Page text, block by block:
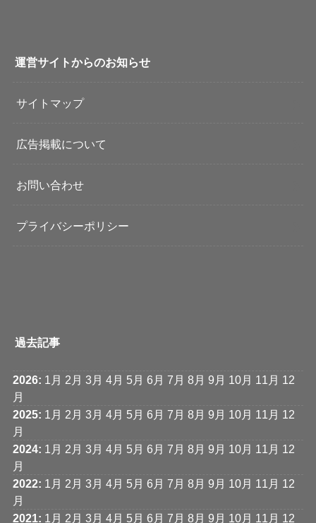
運営サイトからのお知らせ
サイトマップ
広告掲載について
お問い合わせ
プライバシーポリシー
過去記事
2026: 1月 2月 3月 4月 5月 6月 7月 8月 9月 10月 11月 12
月
2025: 1月 2月 3月 4月 5月 6月 7月 8月 9月 10月 11月 12
月
2024: 1月 2月 3月 4月 5月 6月 7月 8月 9月 10月 11月 12
月
2022: 1月 2月 3月 4月 5月 6月 7月 8月 9月 10月 11月 12
月
2021: 1月 2月 3月 4月 5月 6月 7月 8月 9月 10月 11月 12